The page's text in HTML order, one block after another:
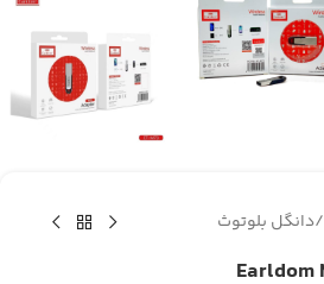
/دانگل بلوتوث